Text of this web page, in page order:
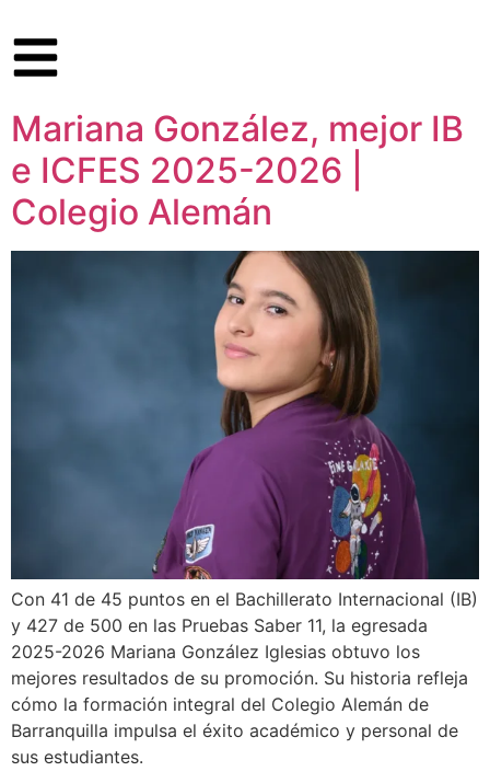
Mariana González, mejor IB
e ICFES 2025-2026 |
Colegio Alemán
Con 41 de 45 puntos en el Bachillerato Internacional (IB)
y 427 de 500 en las Pruebas Saber 11, la egresada
2025-2026 Mariana González Iglesias obtuvo los
mejores resultados de su promoción. Su historia refleja
cómo la formación integral del Colegio Alemán de
Barranquilla impulsa el éxito académico y personal de
sus estudiantes.